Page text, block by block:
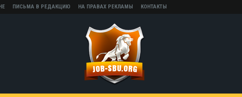
ПИСЬМА В РЕДАКЦИЮ НА ПРАВАХ РЕКЛАМЫ КОНТАКТЫ